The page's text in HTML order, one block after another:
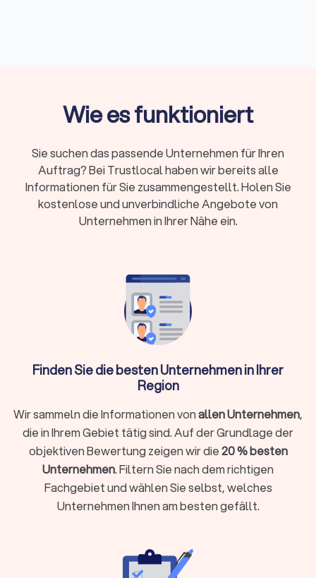
Was macht ein Dachdecker in Steinhagen
Ein Dachdecker übernimmt weit mehr, als nur Ziegel
auszutauschen. TypischeDachdecker-Aufgabensind:
Kernleistungen eines Dachdeckers
Energetische Modernisierung und
Kompletterneuerung
Wärme- und Schallschutz nach
aktuellen Standards
Entwässerungssystemen
Schornsteinsanierung:Abdichtung und Reparatur
Dachfenster-Installation:Lichtlösungen für
Dachgeschosse
Spezialisierte Dachdecker-Services
Spezialisierte Betriebe bieten zusätzliche Services:
Dachklempner übernehmen Metallarbeiten, Flachdach-
Firmen kümmern sich um Abdichtungen mit Bitumen oder
Wie es funktioniert
Sie suchen das passende Unternehmen für Ihren
Auftrag? Bei Trustlocal haben wir bereits alle
Informationen für Sie zusammengestellt. Holen Sie
kostenlose und unverbindliche Angebote von
Unternehmen in Ihrer Nähe ein.
Finden Sie die besten Unternehmen in Ihrer
Region
Wir sammeln die Informationen vonallen Unternehmen,
die in Ihrem Gebiet tätig sind. Auf der Grundlage der
objektiven Bewertung zeigen wir die20 % besten
Unternehmen. Filtern Sie nach dem richtigen
Fachgebiet und wählen Sie selbst, welches
Unternehmen Ihnen am besten gefällt.